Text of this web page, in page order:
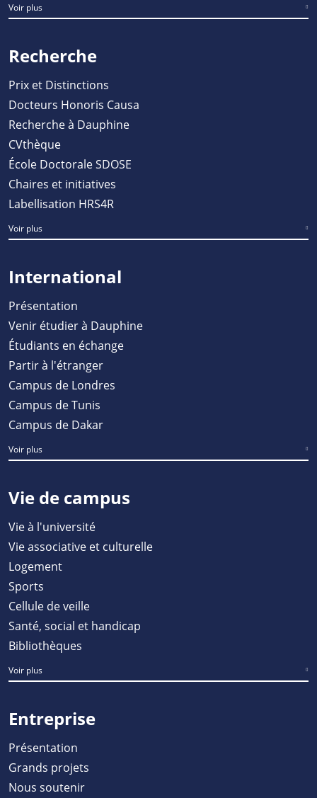
Voir plus
Recherche
Prix et Distinctions
Docteurs Honoris Causa
Recherche à Dauphine
CVthèque
École Doctorale SDOSE
Chaires et initiatives
Labellisation HRS4R
Voir plus
International
Présentation
Venir étudier à Dauphine
Étudiants en échange
Partir à l'étranger
Campus de Londres
Campus de Tunis
Campus de Dakar
Voir plus
Vie de campus
Vie à l'université
Vie associative et culturelle
Logement
Sports
Cellule de veille
Santé, social et handicap
Bibliothèques
Voir plus
Entreprise
Présentation
Grands projets
Nous soutenir